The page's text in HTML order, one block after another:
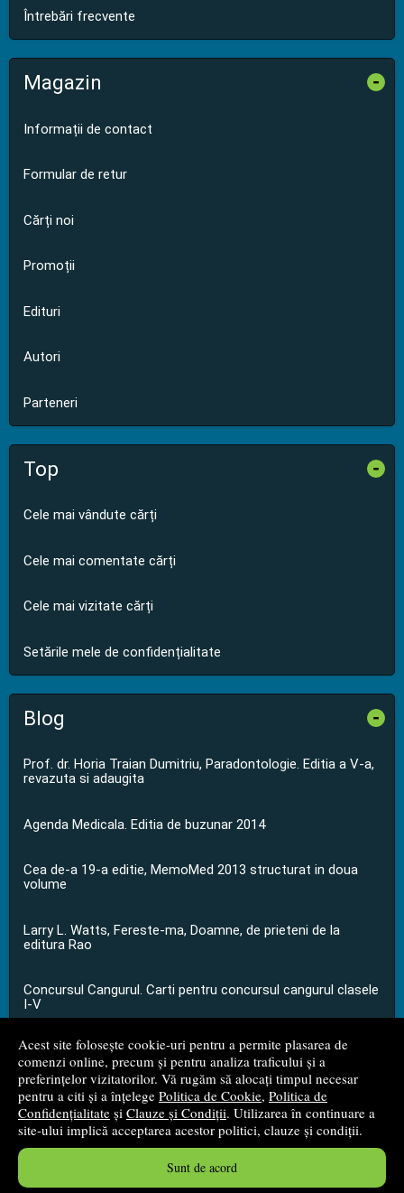
Acest site folosește cookie-uri pentru a permite plasarea de
comenzi online, precum și pentru analiza traficului și a
preferințelor vizitatorilor. Vă rugăm să alocați timpul necesar
pentru a citi și a înțelege Politica de Cookie, Politica de
Confidențialitate și Clauze și Condiții. Utilizarea în continuare a
site-ului implică acceptarea acestor politici, clauze și condiții.
Sunt de acord
Întrebări frecvente
Magazin -
Informații de contact
Formular de retur
Cărți noi
Promoții
Edituri
Autori
Parteneri
Top -
Cele mai vândute cărți
Cele mai comentate cărți
Cele mai vizitate cărți
Setările mele de confidențialitate
Blog -
Prof. dr. Horia Traian Dumitriu, Paradontologie. Editia a V-a,
revazuta si adaugita
Agenda Medicala. Editia de buzunar 2014
Cea de-a 19-a editie, MemoMed 2013 structurat in doua
volume
Larry L. Watts, Fereste-ma, Doamne, de prieteni de la
editura Rao
Concursul Cangurul. Carti pentru concursul cangurul clasele
I-V
...toate știrile
© 2008 - 2026S.C. M.G. Net Distribution S.R.L.
Magazin onlinecreat deVital Soft